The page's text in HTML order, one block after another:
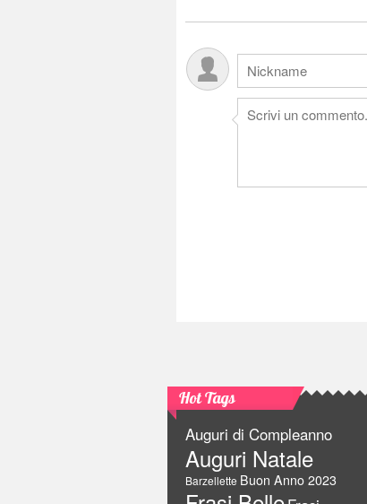
Hot Tags
Auguri di Compleanno
Auguri Natale
Barzellette Buon Anno 2023